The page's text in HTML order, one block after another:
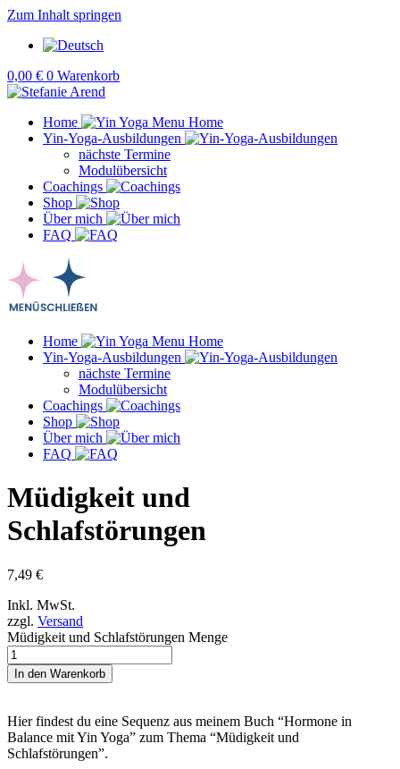
Zum Inhalt springen
0,00 € 0 Warenkorb
Home
Yin-Yoga-Ausbildungen
nächste Termine
Modulübersicht
Coachings
Shop
Über mich
FAQ
Home
Yin-Yoga-Ausbildungen
nächste Termine
Modulübersicht
Coachings
Shop
Über mich
FAQ
Müdigkeit und
Schlafstörungen
7,49 €
Inkl. MwSt.
zzgl. Versand
Müdigkeit und Schlafstörungen Menge
In den Warenkorb
Hier findest du eine Sequenz aus meinem Buch “Hormone in
Balance mit Yin Yoga” zum Thema “Müdigkeit und
Schlafstörungen”.